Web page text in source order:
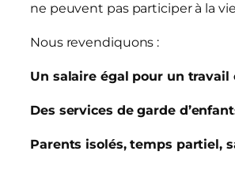
ne peuvent pas participer à la
Nous revendiquons :
Un salaire égal pour un travail
Des services de garde
Parents isolés, temps partiel,